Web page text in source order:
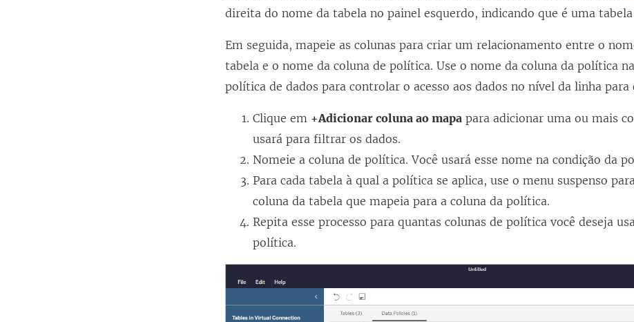
direita do nome da tabela no painel esquerdo, indicando que é uma
Em seguida, mapeie as colunas para criar um relacionamento entre o
tabela e o nome da coluna de política. Use o nome da coluna da política
política de dados para controlar o acesso aos dados no nível da linha para
Clique em +Adicionar coluna ao mapa para adicionar uma ou mais
usará para filtrar os dados.
Nomeie a coluna de política. Você usará esse nome na condição da
Para cada tabela à qual a política se aplica, use o menu suspenso
coluna da tabela que mapeia para a coluna da política.
Repita esse processo para quantas colunas de política você deseja
política.